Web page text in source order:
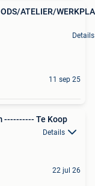
ATELIER/
Details
11 sep 25
---------- Te Koop
Details
22 jul 26